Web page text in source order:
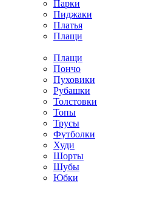
Парки
Пиджаки
Платья
Плащи
Плащи
Пончо
Пуховики
Рубашки
Толстовки
Топы
Трусы
Футболки
Худи
Шорты
Шубы
Юбки